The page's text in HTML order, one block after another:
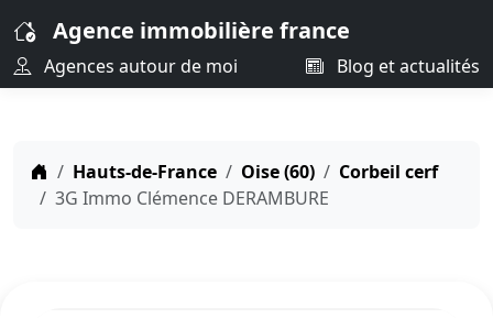
Agence immobilière france
Agences autour de moi Blog et actualités
Hauts-de-France Oise (60)
Corbeil cerf
3G Immo Clémence DERAMBURE